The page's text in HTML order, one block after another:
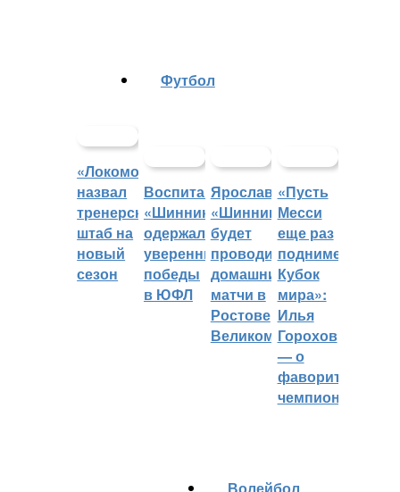
«Локомотив»
назвал
тренерский
штаб на
новый
сезон
Футбол
Воспитанники
«Шинника»
одержали
уверенные
победы
в ЮФЛ
Ярославский
«Шинник»
будет
проводить
домашние
матчи в
Ростове
Великом
«Пусть
Месси
еще раз
поднимет
Кубок
мира»:
Илья
Горохов
— о
фаворитах
чемпионата